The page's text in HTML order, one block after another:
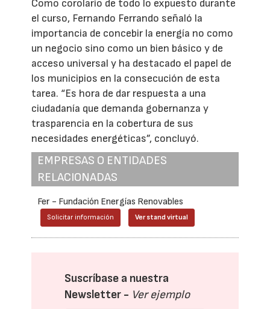
Como corolario de todo lo expuesto durante
el curso, Fernando Ferrando señaló la
importancia de concebir la energía no como
un negocio sino como un bien básico y de
acceso universal y ha destacado el papel de
los municipios en la consecución de esta
tarea. “Es hora de dar respuesta a una
ciudadanía que demanda gobernanza y
trasparencia en la cobertura de sus
necesidades energéticas”, concluyó.
EMPRESAS O ENTIDADES
RELACIONADAS
Fer - Fundación Energías Renovables
Solicitar información Ver stand virtual
Suscríbase a nuestra
Newsletter - Ver ejemplo